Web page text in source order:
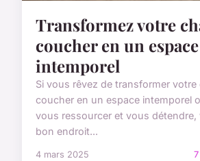
Transformez votre
coucher en un espace
intemporel
Si vous rêvez de transformer votre
coucher en un espace intemporel
vous ressourcer et vous détendre,
bon endroit...
4 mars 2025